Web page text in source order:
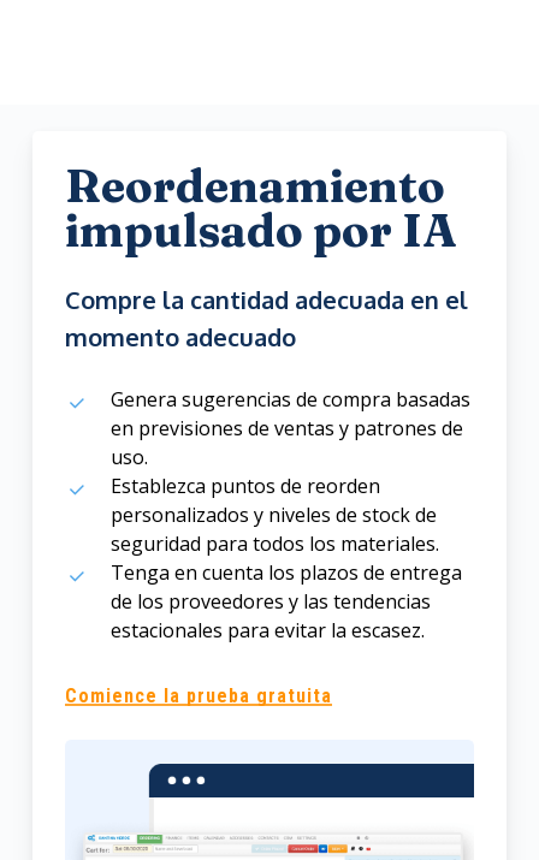
Reordenamiento
impulsado por IA
Compre la cantidad adecuada en el
momento adecuado
Genera sugerencias de compra basadas
en previsiones de ventas y patrones de
uso.
Establezca puntos de reorden
personalizados y niveles de stock de
seguridad para todos los materiales.
Tenga en cuenta los plazos de entrega
de los proveedores y las tendencias
estacionales para evitar la escasez.
Comience la prueba gratuita